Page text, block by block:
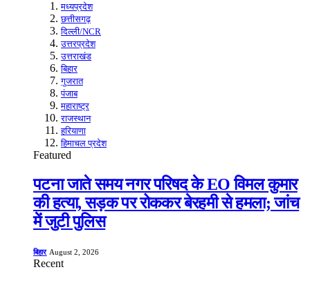
मध्यप्रदेश
छत्तीसगढ़
दिल्ली/NCR
उत्तरप्रदेश
उत्तराखंड
बिहार
गुजरात
पंजाब
महाराष्ट्र
राजस्थान
हरियाणा
हिमाचल प्रदेश
Featured
पटना जाते समय नगर परिषद के EO विमल कुमार
की हत्या, सड़क पर रोककर बेरहमी से हमला; जांच
में जुटी पुलिस
बिहार August 2, 2026
Recent